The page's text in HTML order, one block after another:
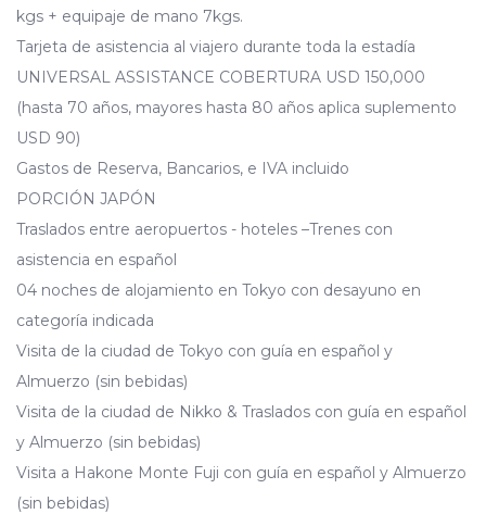
kgs + equipaje de mano 7kgs.
Tarjeta de asistencia al viajero durante toda la estadía
UNIVERSAL ASSISTANCE COBERTURA USD 150,000
(hasta 70 años, mayores hasta 80 años aplica suplemento
USD 90)
Gastos de Reserva, Bancarios, e IVA incluido
PORCIÓN JAPÓN
Traslados entre aeropuertos - hoteles –Trenes con
asistencia en español
04 noches de alojamiento en Tokyo con desayuno en
categoría indicada
Visita de la ciudad de Tokyo con guía en español y
Almuerzo (sin bebidas)
Visita de la ciudad de Nikko & Traslados con guía en español
y Almuerzo (sin bebidas)
Visita a Hakone Monte Fuji con guía en español y Almuerzo
(sin bebidas)